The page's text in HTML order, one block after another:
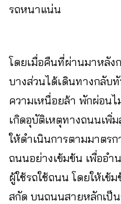
รถหนาแน่น
โดยเมื่อคืนที่ผ่านมาหลัง
บางส่วนได้เดินทางกลับ
ความเหนื่อยล้า พักผ่อนไ
เกิดอุบัติเหตุทางถนนเพิ่
ให้ดำเนินการตามมาตร
ถนนอย่างเข้มข้น เพื่ออำ
ผู้ใช้รถใช้ถนน โดยให้เข้
สกัด บนถนนสายหลักเป็น